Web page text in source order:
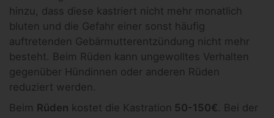
hinzu, dass diese kastriert nicht mehr monatlich
bluten und die Gefahr einer sonst häufig
auftretenden Gebärmutterentzündung nicht mehr
besteht. Beim Rüden kann ungewolltes Verhalten
gegenüber Hündinnen oder anderen Rüden
reduziert werden.
Beim Rüden kostet die Kastration 50-150€. Bei der